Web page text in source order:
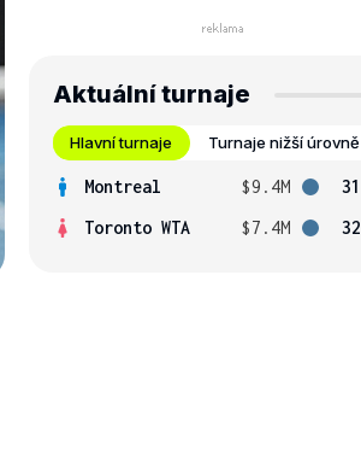
Aktuální turnaje
Hlavní turnaje Turnaje nižší úrovně
Montreal $9.4M
31
Toronto WTA
$7.4M 32